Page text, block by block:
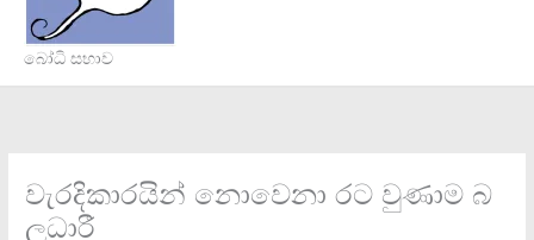
බෝධි සභාව
වැරදිකාරයින් නොවෙනා රට වුණාම බ
ලධාරී